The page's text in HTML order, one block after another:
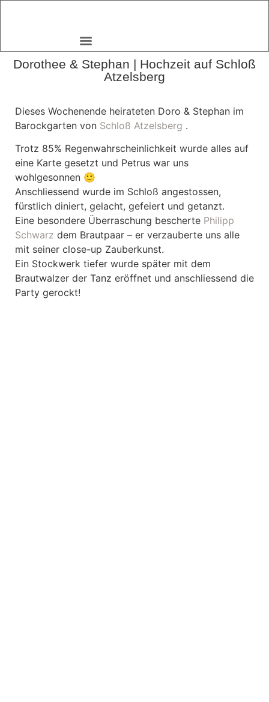
Dorothee & Stephan | Hochzeit auf Schloß
Atzelsberg
Dieses Wochenende heirateten Doro & Stephan im
Barockgarten von Schloß Atzelsberg .
Trotz 85% Regenwahrscheinlichkeit wurde alles auf
eine Karte gesetzt und Petrus war uns
wohlgesonnen 🙂
Anschliessend wurde im Schloß angestossen,
fürstlich diniert, gelacht, gefeiert und getanzt.
Eine besondere Überraschung bescherte Philipp
Schwarz dem Brautpaar – er verzauberte uns alle
mit seiner close-up Zauberkunst.
Ein Stockwerk tiefer wurde später mit dem
Brautwalzer der Tanz eröffnet und anschliessend die
Party gerockt!